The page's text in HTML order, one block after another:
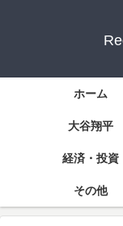
ホーム
大谷翔平
経済・投資
その他